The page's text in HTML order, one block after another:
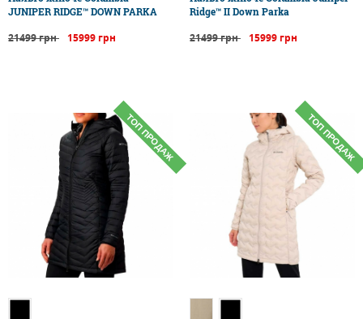
JUNIPER RIDGE™ DOWN PARKA
21499 грн 15999 грн
Ridge™ II Down Parka
21499 грн 15999 грн
ТОП ПРОДАЖ ТОП ПРОДАЖ